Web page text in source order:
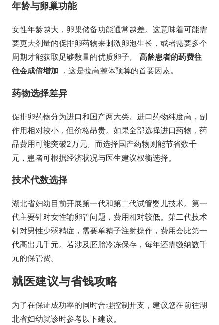
年龄与卵巢功能
女性年龄越大，卵巢储备功能通常越差。这意味着可能需
要更大剂量的促排卵药物来刺激卵泡生长，或者需要多个
周期才能获取足够数量的优质卵子。 高龄患者的药费往
往会成倍增加 ，这是拉高整体预算的首要因素。
药物选择差异
促排卵药物分为进口和国产两大类。进口药物纯度高，副
作用相对较小，但价格昂贵。如果全部选择进口药物，药
品费用可能突破2万元。而选择国产药物则能节省数千
元，患者可根据经济状况与医生建议权衡选择。
技术代数选择
湖北省妇幼目前开展第一代和第二代试管婴儿技术。第一
代主要针对女性输卵管问题，费用相对较低。第二代技术
针对男性少弱精症，需要单精子注射操作，费用会比第一
代高出几千元。若涉及胚胎冷冻保存，每年还需缴纳数千
元的保管费。
就医建议与省钱攻略
为了在保证成功率的同时合理控制开支，建议您在前往湖
北省妇幼就诊时参考以下建议。